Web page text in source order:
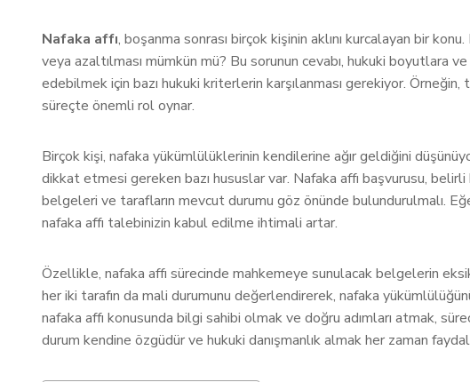
Nafaka affı, boşanma sonrası birçok kişinin aklını kurcalayan bir
veya azaltılması mümkün mü? Bu sorunun cevabı, hukuki boyutlara
edebilmek için bazı hukuki kriterlerin karşılanması gerekiyor. Örneğin,
süreçte önemli rol oynar.
Birçok kişi, nafaka yükümlülüklerinin kendilerine ağır geldiğini
dikkat etmesi gereken bazı hususlar var. Nafaka affı başvurusu,
belgeleri ve tarafların mevcut durumu göz önünde bulundurulmalı.
nafaka affı talebinizin kabul edilme ihtimali artar.
Özellikle, nafaka affı sürecinde mahkemeye sunulacak belgelerin
her iki tarafın da mali durumunu değerlendirerek, nafaka
nafaka affı konusunda bilgi sahibi olmak ve doğru adımları atmak,
durum kendine özgüdür ve hukuki danışmanlık almak her zaman